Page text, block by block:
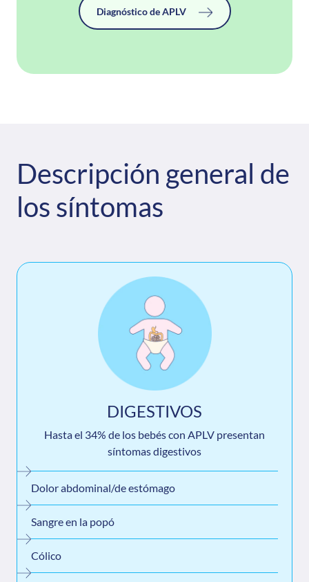
Diagnóstico de APLV
Descripción general de
los síntomas
DIGESTIVOS
Hasta el 34% de los bebés con APLV presentan
síntomas digestivos
Dolor abdominal/de estómago
Sangre en la popó
Cólico